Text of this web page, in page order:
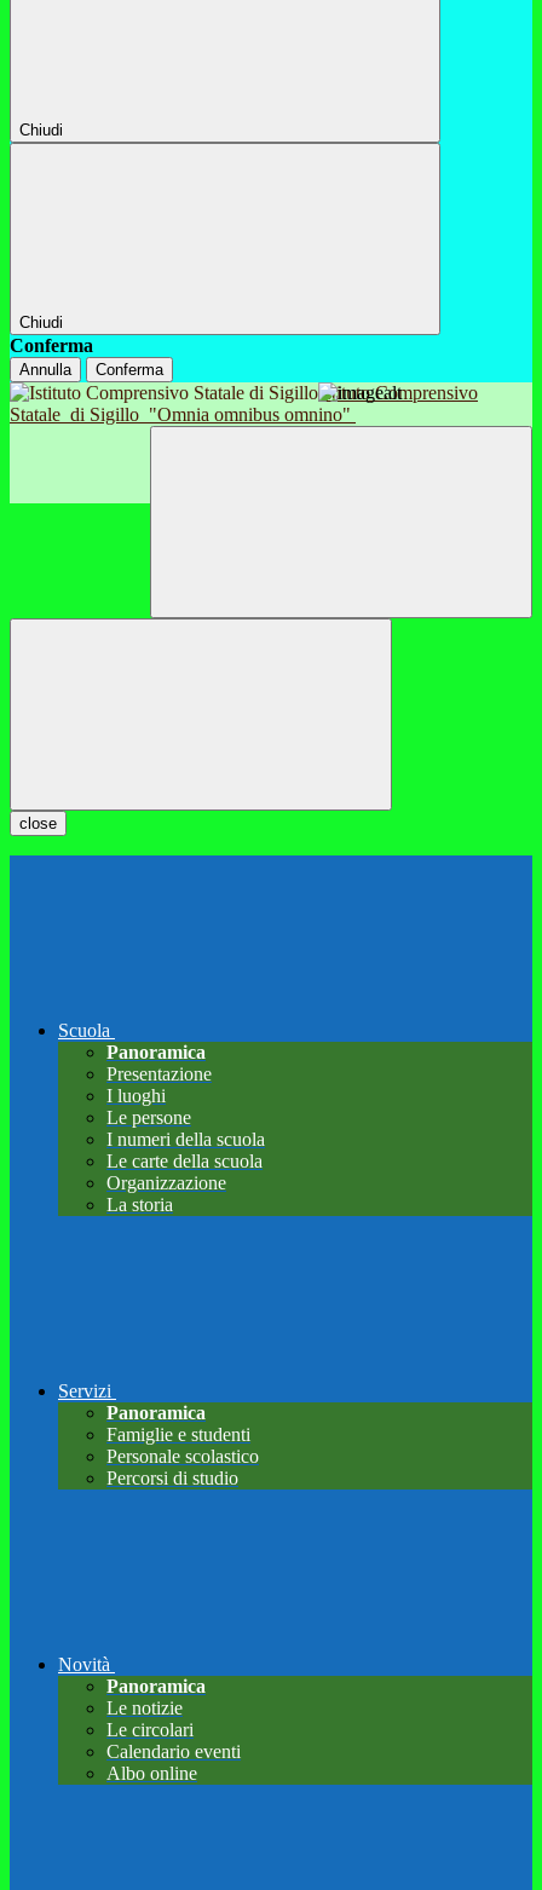
Chiudi
Chiudi
Conferma
Annulla Conferma
Istituto Comprensivo
Statale di Sigillo "Omnia omnibus omnino"
close
Scuola
Panoramica
Presentazione
I luoghi
Le persone
I numeri della scuola
Le carte della scuola
Organizzazione
La storia
Servizi
Panoramica
Famiglie e studenti
Personale scolastico
Percorsi di studio
Novità
Panoramica
Le notizie
Le circolari
Calendario eventi
Albo online